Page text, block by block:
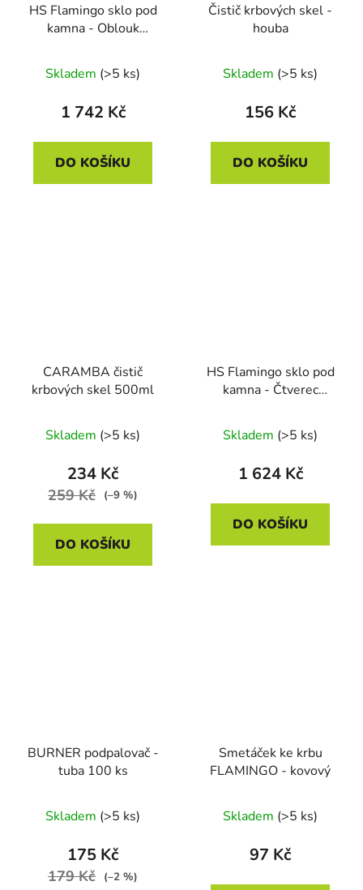
HS Flamingo sklo pod
kamna - Oblouk
/ 6 mm
Skladem (>5 ks)
1 742 Kč
DO KOŠÍKU
Čistič krbových skel -
houba
Skladem (>5 ks)
156 Kč
DO KOŠÍKU
CARAMBA čistič
krbových skel 500ml
Skladem (>5 ks)
234 Kč
259 Kč (–9 %)
DO KOŠÍKU
HS Flamingo sklo pod
kamna - Čtverec
Skladem (>5 ks)
1 624 Kč
DO KOŠÍKU
BURNER podpalovač -
tuba 100 ks
Skladem (>5 ks)
175 Kč
179 Kč (–2 %)
Smetáček ke krbu
FLAMINGO - kovový
Skladem (>5 ks)
97 Kč